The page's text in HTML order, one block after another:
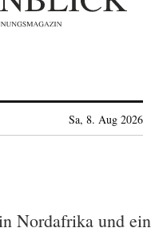
Sa, 8. Aug 2026
Nordafrika und ein